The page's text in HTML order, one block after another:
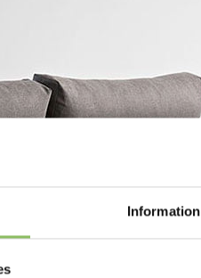
Information